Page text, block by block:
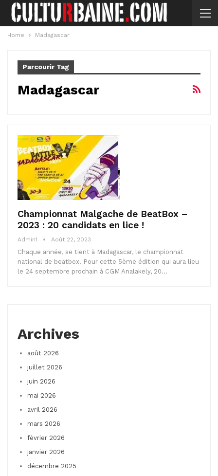
Home Madagascar
Parcourir Tag
Madagascar
Championnat Malgache de BeatBox –
2023 : 20 candidats en lice !
Admin1 Août 22, 2023
Chaque année, se tient à Madagascar, le championnat
national de beatbox. Pour cette 5ème édition qui aura lieu
le 24 septembre prochain à CGM Analakely, 20…
Archives
août 2026
juillet 2026
juin 2026
mai 2026
avril 2026
mars 2026
février 2026
janvier 2026
décembre 2025